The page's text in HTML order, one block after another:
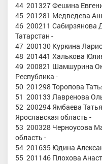
44 201327 Фешина
45 201281 Медведева
46 200211 Сабирзянова
Татарстан -
47 200130 Куркина
48 201441 Халькова
49 200821 Шамшурина
Республика -
50 201298 Торопова
51 200133 Лавренова
52 200294 Ямбаева
Ярославская область -
53 200328 Черноусова
область -
54 201635 Юдина
55 201146 Плохова